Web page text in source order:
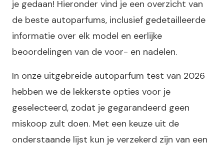
je gedaan! Hieronder vind je een overzicht van
de beste autoparfums, inclusief gedetailleerde
informatie over elk model en eerlijke
beoordelingen van de voor- en nadelen.
In onze uitgebreide autoparfum test van 2026
hebben we de lekkerste opties voor je
geselecteerd, zodat je gegarandeerd geen
miskoop zult doen. Met een keuze uit de
onderstaande lijst kun je verzekerd zijn van een